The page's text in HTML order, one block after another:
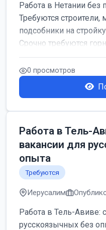
Работа в Нетании без
Требуются строители,
подсобники на
Срочно требуются
0 просмотров
Работа в Тель-
вакансии для
опыта
Требуются
Иерусалим
Работа в Тель-Авиве:
русскоязычных без